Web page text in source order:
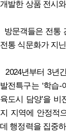
개발한 상품 전시
방문객들은 전통
전통 식문화가 지
2024년부터 3년
발전특구는 ‘학습-
육도시 담양’을
지 지역에 안정적
데 행정력을 집중